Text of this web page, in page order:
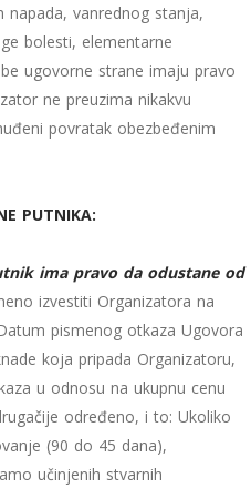
napada, vanrednog stanja,
bolesti, elementarne
ugovorne strane imaju pravo
ne preuzima nikakvu
povratak obezbeđenim
PUTNIKA:
ima pravo da odustane od
izvestiti Organizatora na
pismenog otkaza Ugovora
koja pripada Organizatoru,
u odnosu na ukupnu cenu
određeno, i to: Ukoliko
(90 do 45 dana),
učinjenih stvarnih